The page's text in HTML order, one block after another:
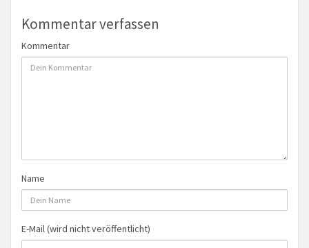
Kommentar verfassen
Kommentar
Name
E-Mail (wird nicht veröffentlicht)